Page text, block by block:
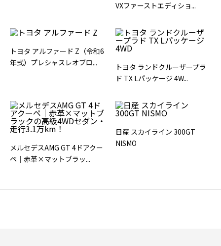
VXファーストエディショ...
トヨタ アルファード Z（令和6
年式）プレシャスレオブロ...
トヨタ ランドクルーザープラ
ド TX Lパッケージ 4W...
メルセデスAMG GT 4ドアクー
ペ｜赤革×マットブラッ...
日産 スカイライン 300GT
NISMO